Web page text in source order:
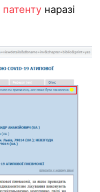
патенту наразі